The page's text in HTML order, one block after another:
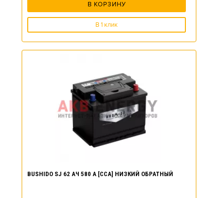
В КОРЗИНУ
В 1 клик
BUSHIDO SJ 62 АЧ 580 А [CCA] НИЗКИЙ ОБРАТНЫЙ